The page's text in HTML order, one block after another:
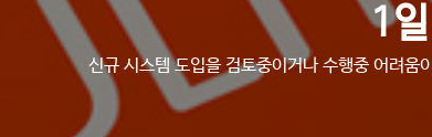
1
신규 시스템 도입을 검토중이거나 수행중 어려